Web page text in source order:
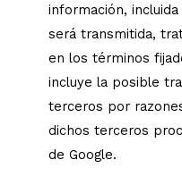
información,
será transmitida,
en los términos
incluye la posible
terceros por
dichos terceros
de Google.